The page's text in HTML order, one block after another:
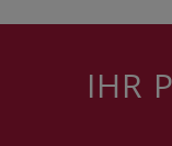
IHR